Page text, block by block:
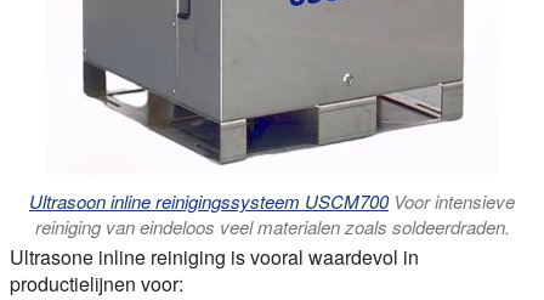
Ultrasoon inline reinigingssysteem USCM700Voor intensieve
reiniging van eindeloos veel materialen zoals soldeerdraden.
Ultrasone inline reiniging is vooral waardevol in
productielijnen voor: